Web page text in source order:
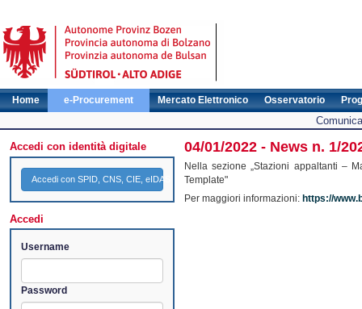
Home e-Procurement Mercato Elettronico Osservatorio
Accedi con identità digitale
Accedi con SPID, CNS, CIE, eIDAS
Accedi
Username
Password
04/01/2022 - News n. 1/
Nella sezione „Stazioni appaltanti –
Template"
Per maggiori informazioni: https://